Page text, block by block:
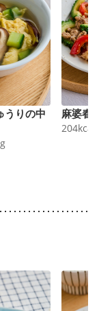
うりの中
g
麻婆春
204kcal